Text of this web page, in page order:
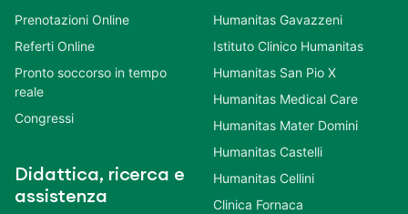
Prenotazioni Online
Referti Online
Pronto soccorso in tempo
reale
Congressi
Didattica, ricerca e
assistenza
Humanitas Gavazzeni
Istituto Clinico Humanitas
Humanitas San Pio X
Humanitas Medical Care
Humanitas Mater Domini
Humanitas Castelli
Humanitas Cellini
Clinica Fornaca